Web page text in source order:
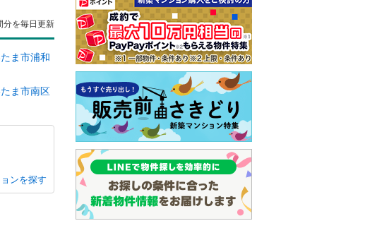
分を毎日更新
ま市浦和
ま市南区
ンを探す